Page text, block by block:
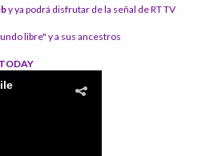
y ya podrá disfrutar de la señal de RT TV
libre" y a sus ancestros